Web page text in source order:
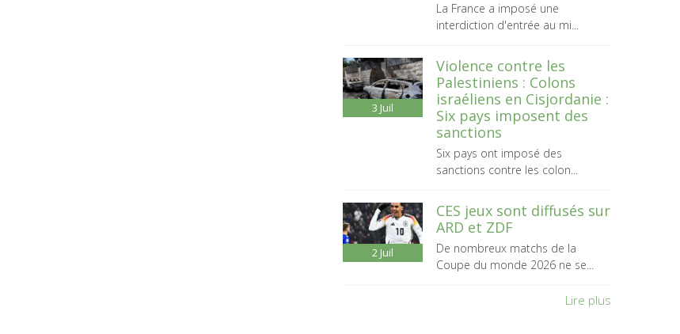
La France a imposé une
interdiction d'entrée au mi...
3 Juil
Violence contre les
Palestiniens : Colons
israéliens en Cisjordanie :
Six pays imposent des
sanctions
Six pays ont imposé des
sanctions contre les colon...
2 Juil
CES jeux sont diffusés sur
ARD et ZDF
De nombreux matchs de la
Coupe du monde 2026 ne se...
Lire plus